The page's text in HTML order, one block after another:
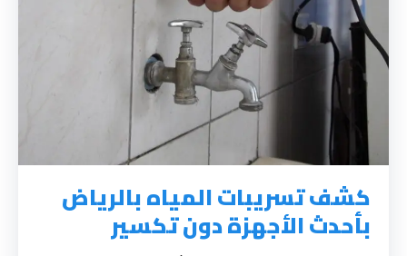
كشف تسريبات المياه بالرياض
بأحدث الأجهزة دون تكسير